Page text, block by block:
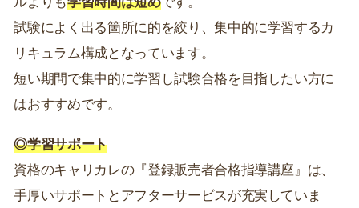
試験によく出る箇所に的を絞り、集中的に学習するカ
リキュラム構成となっています。
短い期間で集中的に学習し試験合格を目指したい方に
はおすすめです。
◎学習サポート
資格のキャリカレの『登録販売者合格指導講座』は、
手厚いサポートとアフターサービスが充実していま